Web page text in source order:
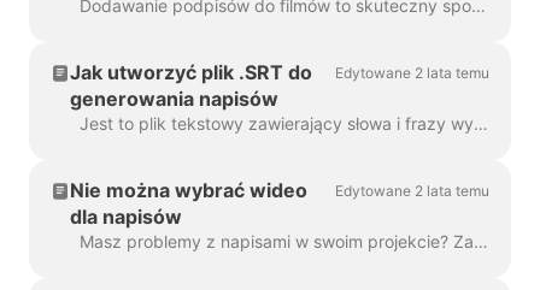
Dodawanie podpisów do filmów to skuteczny sposób na dotarcie do większej liczby widzów i zwiększenie zaangażowania w treści. Dzięki Wave.video można z łatwością dodawać automatyczne podpisy...
Jak utworzyć plik .SRT do
generowania napisów
Edytowane 2 lata temu
Jest to plik tekstowy zawierający słowa i frazy wypowiedziane w filmie. Takie pliki mogą być używane wraz z plikami wideo lub odtwarzaczami wideo online, aby...
Nie można wybrać wideo
dla napisów
Edytowane 2 lata temu
Masz problemy z napisami w swoim projekcie? Zajmijmy się tym! Po pierwsze, upewnijmy się, że przesłane wideo jest w pełni ...